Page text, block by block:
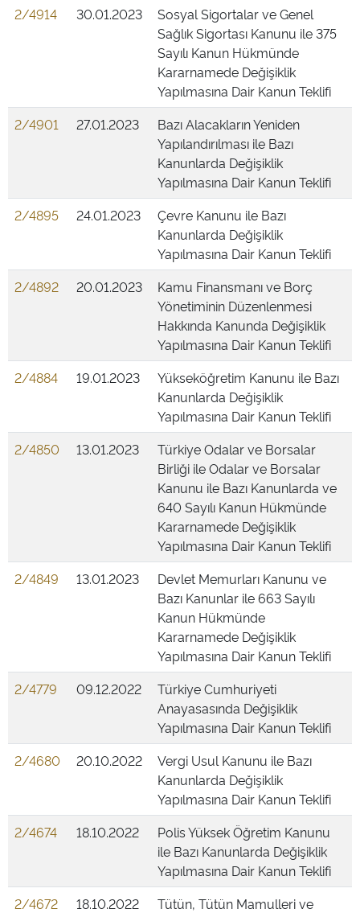
2/4914
30.01.2023
Sosyal Sigortalar ve Genel
Sağlık Sigortası Kanunu ile 375
Sayılı Kanun Hükmünde
Kararnamede Değişiklik
Yapılmasına Dair Kanun Teklifi
2/4901
27.01.2023
Bazı Alacakların Yeniden
Yapılandırılması ile Bazı
Kanunlarda Değişiklik
Yapılmasına Dair Kanun Teklifi
2/4895
24.01.2023
Çevre Kanunu ile Bazı
Kanunlarda Değişiklik
Yapılmasına Dair Kanun Teklifi
2/4892
20.01.2023
Kamu Finansmanı ve Borç
Yönetiminin Düzenlenmesi
Hakkında Kanunda Değişiklik
Yapılmasına Dair Kanun Teklifi
2/4884
19.01.2023
Yükseköğretim Kanunu ile Bazı
Kanunlarda Değişiklik
Yapılmasına Dair Kanun Teklifi
2/4850
13.01.2023
Türkiye Odalar ve Borsalar
Birliği ile Odalar ve Borsalar
Kanunu ile Bazı Kanunlarda ve
640 Sayılı Kanun Hükmünde
Kararnamede Değişiklik
Yapılmasına Dair Kanun Teklifi
2/4849
13.01.2023
Devlet Memurları Kanunu ve
Bazı Kanunlar ile 663 Sayılı
Kanun Hükmünde
Kararnamede Değişiklik
Yapılmasına Dair Kanun Teklifi
2/4779
09.12.2022
Türkiye Cumhuriyeti
Anayasasında Değişiklik
Yapılmasına Dair Kanun Teklifi
2/4680
20.10.2022
Vergi Usul Kanunu ile Bazı
Kanunlarda Değişiklik
Yapılmasına Dair Kanun Teklifi
2/4674
18.10.2022
Polis Yüksek Öğretim Kanunu
ile Bazı Kanunlarda Değişiklik
Yapılmasına Dair Kanun Teklifi
2/4672
18.10.2022
Tütün, Tütün Mamulleri ve